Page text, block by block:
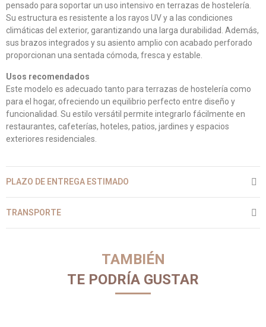
pensado para soportar un uso intensivo en terrazas de hostelería.
Su estructura es resistente a los rayos UV y a las condiciones
climáticas del exterior, garantizando una larga durabilidad. Además,
sus brazos integrados y su asiento amplio con acabado perforado
proporcionan una sentada cómoda, fresca y estable.
Usos recomendados
Este modelo es adecuado tanto para terrazas de hostelería como
para el hogar, ofreciendo un equilibrio perfecto entre diseño y
funcionalidad. Su estilo versátil permite integrarlo fácilmente en
restaurantes, cafeterías, hoteles, patios, jardines y espacios
exteriores residenciales.
PLAZO DE ENTREGA ESTIMADO
TRANSPORTE
TAMBIÉN
TE PODRÍA GUSTAR